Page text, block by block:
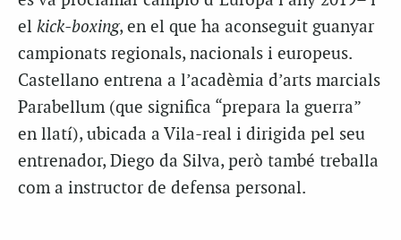
el kick-boxing, en el que ha aconseguit guanyar
campionats regionals, nacionals i europeus.
Castellano entrena a l’acadèmia d’arts marcials
Parabellum (que significa “prepara la guerra”
en llatí), ubicada a Vila-real i dirigida pel seu
entrenador, Diego da Silva, però també treballa
com a instructor de defensa personal.